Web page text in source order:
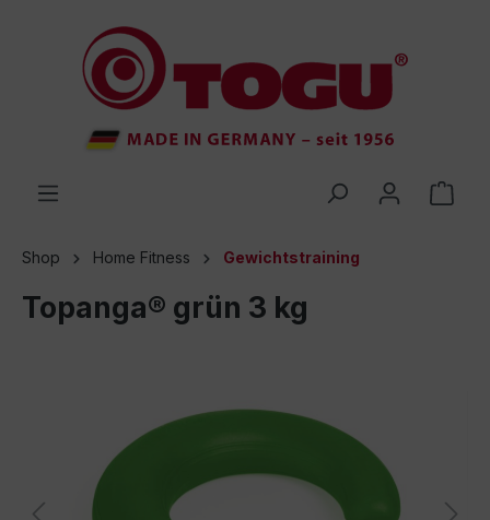
springen
Shop Home Fitness Gewichtstraining
Topanga® grün 3 kg